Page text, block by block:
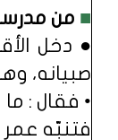
■ من
● دخل
صبيانه،
• فقال :
فتنبّه عمر